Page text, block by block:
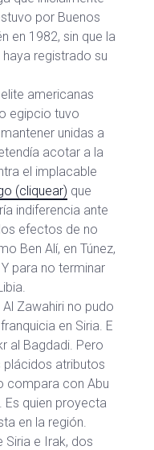
por Buenos
en 1982, sin que la
registrado su
americanas
egipcio tuvo
unidas a
acotar a la
el implacable
(cliquear) que
indiferencia ante
efectos de no
Ben Alí, en Túnez,
para no terminar
Zawahiri no pudo
en Siria. E
al Bagdadi. Pero
plácidos atributos
compara con Abu
Es quien proyecta
en la región.
Siria e Irak, dos